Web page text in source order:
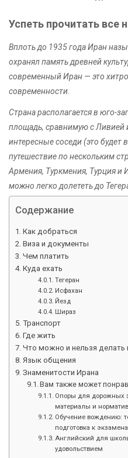
Успеть прочитать все
Вплоть до 1935 года Иран
охранял память древней
современный Иран — это
современности.
Страна располагается в юго-
площадь, сравнимую с Ливией
интересные соседи (это будет
путешествие по нескольким
Армения, Туркмения, Турция и
можно легко долететь до
Содержание
Как добраться
Виза и документы
Чем платить
Куда ехать
Тегеран
Исфахан
Йезд
Шираз
Транспорт
Где жить
Что можно и нельзя делать
Язык общения
Знаменитости Ирана
Вам также может
Опоры для дорожных
материалы и
Обучение вождению:
подготовка к
Английский для
удовольствием